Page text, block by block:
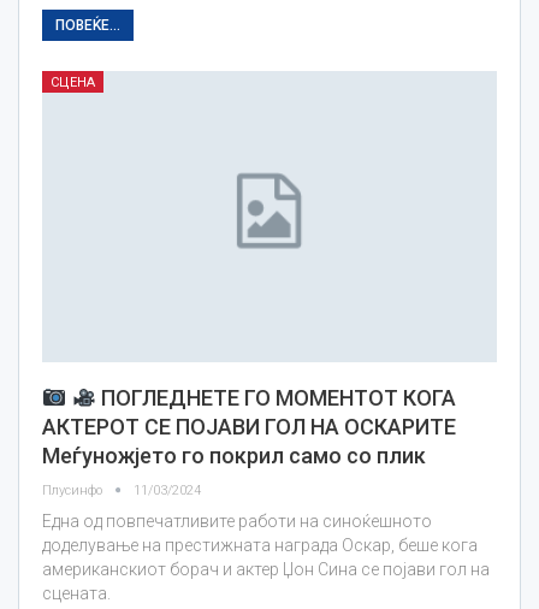
ПОВЕЌЕ...
СЦЕНА
ПОГЛЕДНЕТЕ ГО МОМЕНТОТ КОГА
АКТЕРОТ СЕ ПОЈАВИ ГОЛ НА ОСКАРИТЕ
Меѓуножјето го покрил само со плик
Плусинфо 11/03/2024
Една од повпечатливите работи на синоќешното
доделување на престижната награда Оскар, беше кога
американскиот борач и актер Џон Сина се појави гол на
сцената.